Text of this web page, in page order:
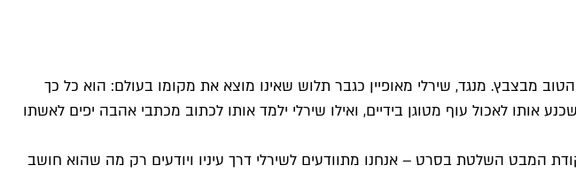
מבצבץ. מנגד, שירלי מאופיין כגבר תלוש שאינו מוצא את מקומו בעולם: הוא כל כך
לאכול עוף מטוגן בידיים, ואילו שירלי ילמד אותו לכתוב מכתבי אהבה יפים לאשתו
המבט השלטת בסרט – אנחנו מתוודעים לשירלי דרך עיניו ויודעים רק מה שהוא חושב